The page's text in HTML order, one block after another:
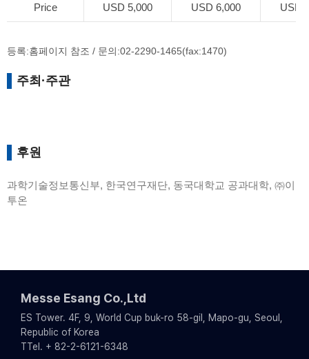
Price USD 5,000 USD 6,000 USD
등록:홈페이지 참조 / 문의:02-2290-1465(fax:1470)
주최·주관
후원
과학기술정보통신부, 한국연구재단, 동국대학교 공과대학, ㈜이
투온
Messe Esang Co.,Ltd
ES Tower. 4F, 9, World Cup buk-ro 58-gil, Mapo-gu, Seoul,
Republic of Korea
TTel. + 82-2-6121-6348